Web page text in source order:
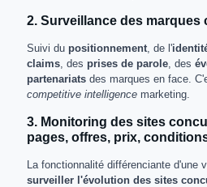
2. Surveillance des marques
Suivi du positionnement , de l'
claims , des prises de parole , des
partenariats des marques en face.
competitive intelligence marketing.
3. Monitoring des sites
pages, offres, prix,
La fonctionnalité différenciante d'une
surveiller l'évolution des sites